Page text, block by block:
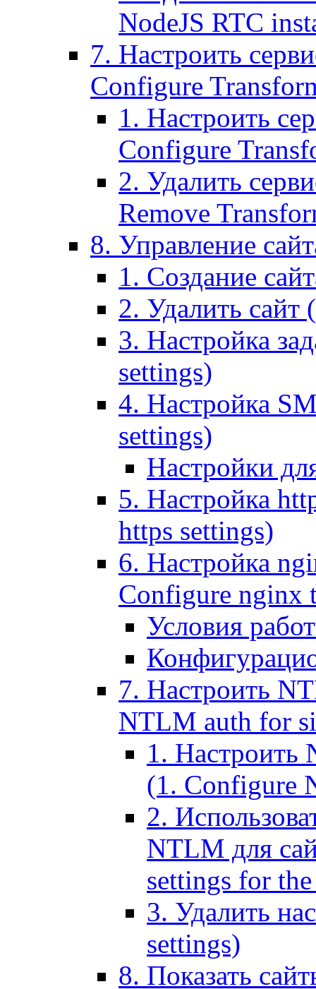
NodeJS RTC
7. Настроить
Configure
1. Настроить
Configure
2. Удалить
Remove
8. Управление
1. Создание
2. Удалить сайт
3. Настройка
settings)
4. Настройка
settings)
Настройки
5. Настройка
https settings)
6. Настройка
Configure nginx
Условия
7. Настроить
NTLM auth for
1. Настроить
(1. Configure
2.
NTLM для
settings for
3. Удалить
settings)
8. Показать